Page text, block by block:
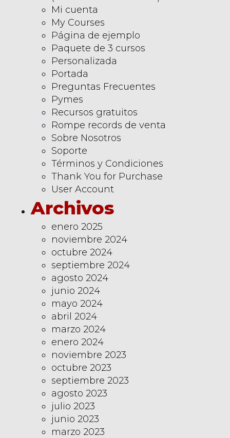
Mi cuenta
My Courses
Página de ejemplo
Paquete de 3 cursos
Personalizada
Portada
Preguntas Frecuentes
Pymes
Recursos gratuitos
Rompe records de venta
Sobre Nosotros
Soporte
Términos y Condiciones
Thank You for Purchase
User Account
Archivos
enero 2025
noviembre 2024
octubre 2024
septiembre 2024
agosto 2024
junio 2024
mayo 2024
abril 2024
marzo 2024
enero 2024
noviembre 2023
octubre 2023
septiembre 2023
agosto 2023
julio 2023
junio 2023
marzo 2023